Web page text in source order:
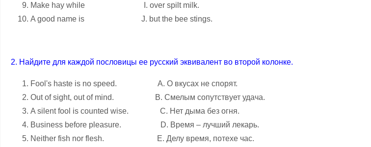
Make hay while I. over spilt milk.
A good name is J. but the bee stings.
2. Найдите для каждой пословицы ее русский эквивалент во второй колонке.
Fool's haste is no speed. A. О вкусах не спорят.
Out of sight, out of mind. В. Смелым сопутствует удача.
A silent fool is counted wise. C. Нет дыма без огня.
Business before pleasure. D. Время – лучший лекарь.
Neither fish nor flesh. E. Делу время, потехе час.